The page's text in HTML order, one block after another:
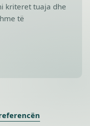
kriteret tuaja dhe
të